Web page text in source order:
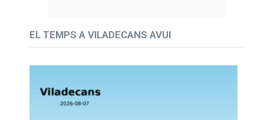
EL TEMPS A VILADECANS AVUI